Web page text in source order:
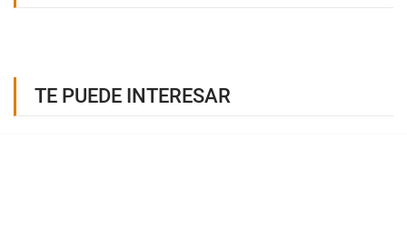
TE PUEDE INTERESAR